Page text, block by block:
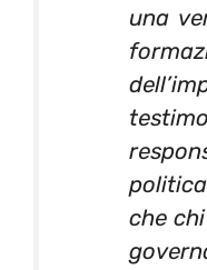
una
che